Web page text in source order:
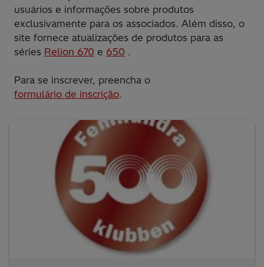
usuários e informações sobre produtos
exclusivamente para os associados. Além disso, o
site fornece atualizações de produtos para as
séries Relion 670 e 650 .
Para se inscrever, preencha o
formulário de inscrição.